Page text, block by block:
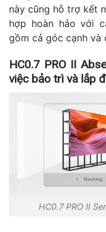
này cũng hỗ trợ kết
hợp hoàn hảo với
gồm cả góc cạnh và
HC0.7 PRO II
việc bảo trì và lắp
HC0.7 PRO II